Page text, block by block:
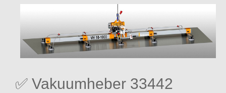
✅ Vakuumheber 33442